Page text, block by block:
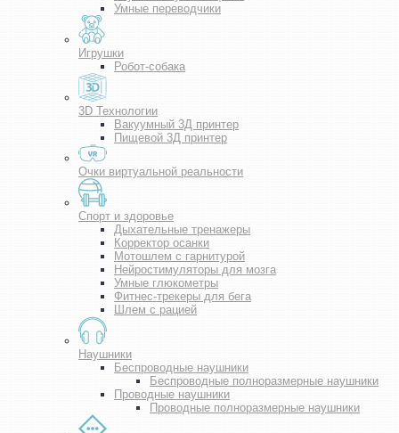
Умные переводчики
Игрушки
Робот-собака
3D Технологии
Вакуумный 3Д принтер
Пищевой 3Д принтер
Очки виртуальной реальности
Спорт и здоровье
Дыхательные тренажеры
Корректор осанки
Мотошлем с гарнитурой
Нейростимуляторы для мозга
Умные глюкометры
Фитнес-трекеры для бега
Шлем с рацией
Наушники
Беспроводные наушники
Беспроводные полноразмерные наушники
Проводные наушники
Проводные полноразмерные наушники